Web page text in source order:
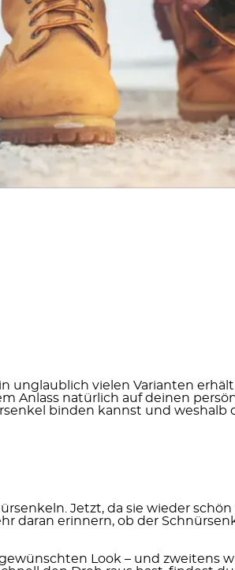
unglaublich vielen Varianten
Anlass natürlich auf deinen
binden kannst und
Jetzt, da sie wieder
daran erinnern, ob der
Look – und zweitens